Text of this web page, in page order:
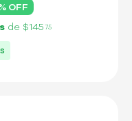
OFF
de $145 75